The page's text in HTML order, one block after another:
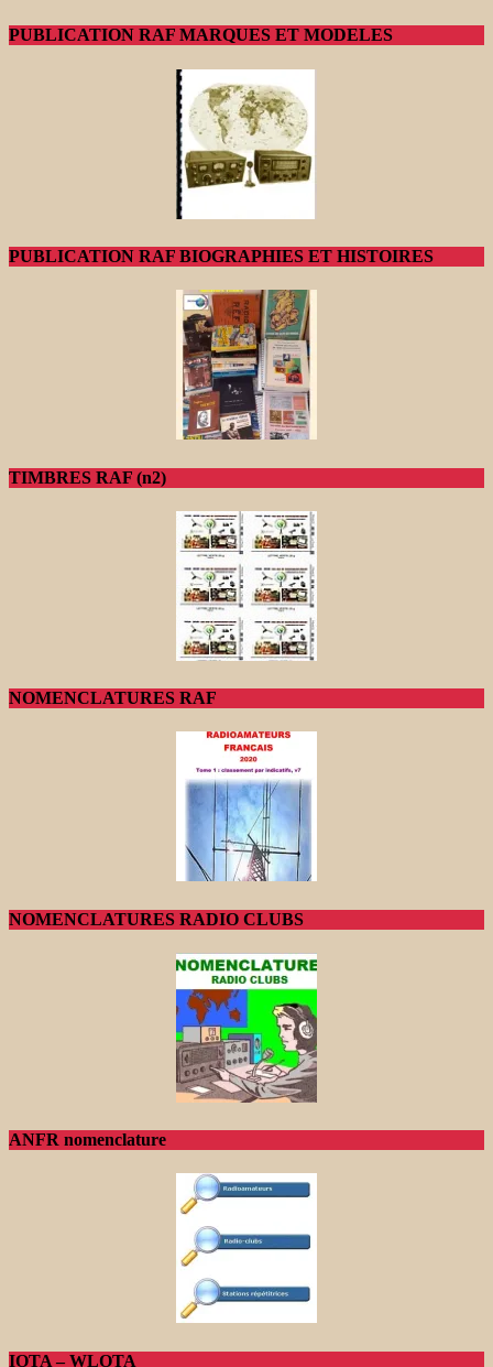
PUBLICATION RAF MARQUES ET MODELES
PUBLICATION RAF BIOGRAPHIES ET HISTOIRES
TIMBRES RAF (n2)
NOMENCLATURES RAF
NOMENCLATURES RADIO CLUBS
ANFR nomenclature
IOTA – WLOTA